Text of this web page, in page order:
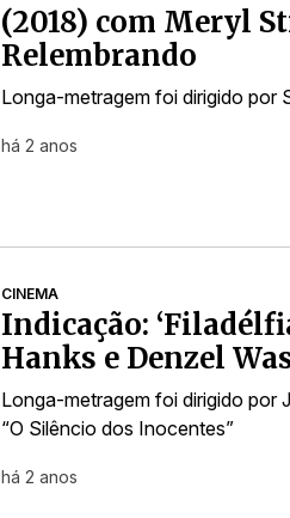
(2018) com Meryl
Relembrando
Longa-metragem foi dirigido por
há 2 anos
CINEMA
Indicação:
Hanks e Denzel
Longa-metragem foi dirigido por
“O Silêncio dos Inocentes”
há 2 anos